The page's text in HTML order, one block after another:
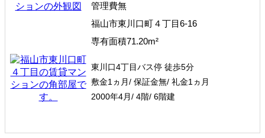
管理費無
福山市東川口町４丁目6-16
専有面積71.20m²
東川口4丁目バス停 徒歩5分
敷金1ヵ月/ 保証金無/ 礼金1ヵ月
2000年4月/ 4階/ 6階建